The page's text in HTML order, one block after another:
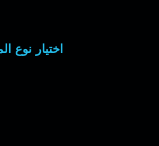
اختيار